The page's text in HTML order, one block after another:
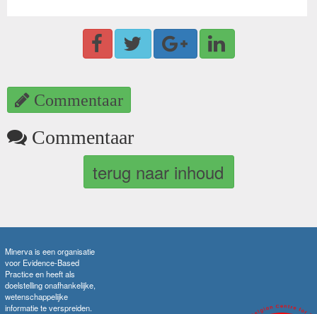
Commentaar
Commentaar
terug naar inhoud
Minerva is een organisatie
voor Evidence-Based
Practice en heeft als
doelstelling onafhankelijke,
wetenschappelijke
informatie te verspreiden.